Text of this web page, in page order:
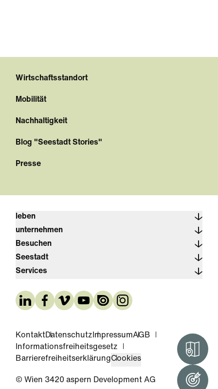
Wirtschaftsstandort
Mobilität
Nachhaltigkeit
Blog "Seestadt Stories"
Presse
leben
unternehmen
Besuchen
Seestadt
Services
KontaktDatenschutz ImpressumAGB
Informationsfreiheitsgesetz
BarrierefreiheitserklärungCookies
© Wien 3420 aspern Development AG